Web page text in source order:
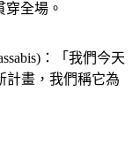
景城登場，一如外
：「我們今天
畫，我們稱它為